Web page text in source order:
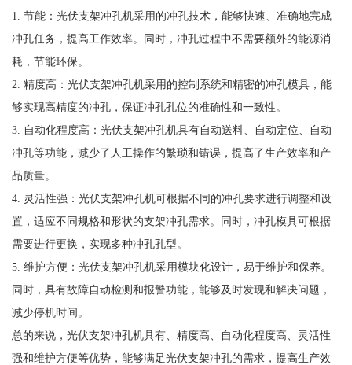
1. 节能：光伏支架冲孔机采用的冲孔技术，能够快速、准确地完成
冲孔任务，提高工作效率。同时，冲孔过程中不需要额外的能源消
耗，节能环保。
2. 精度高：光伏支架冲孔机采用的控制系统和精密的冲孔模具，能
够实现高精度的冲孔，保证冲孔孔位的准确性和一致性。
3. 自动化程度高：光伏支架冲孔机具有自动送料、自动定位、自动
冲孔等功能，减少了人工操作的繁琐和错误，提高了生产效率和产
品质量。
4. 灵活性强：光伏支架冲孔机可根据不同的冲孔要求进行调整和设
置，适应不同规格和形状的支架冲孔需求。同时，冲孔模具可根据
需要进行更换，实现多种冲孔孔型。
5. 维护方便：光伏支架冲孔机采用模块化设计，易于维护和保养。
同时，具有故障自动检测和报警功能，能够及时发现和解决问题，
减少停机时间。
总的来说，光伏支架冲孔机具有、精度高、自动化程度高、灵活性
强和维护方便等优势，能够满足光伏支架冲孔的需求，提高生产效